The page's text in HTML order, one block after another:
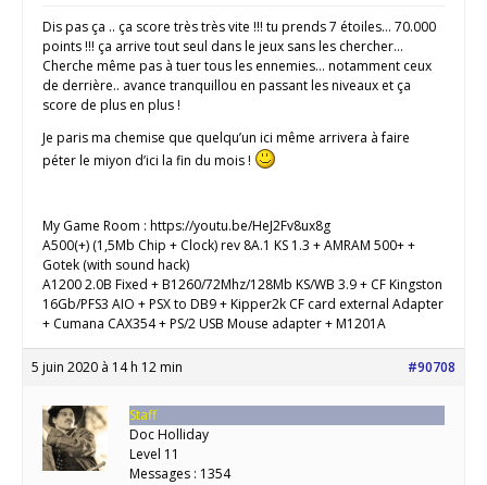
Dis pas ça .. ça score très très vite !!! tu prends 7 étoiles… 70.000
points !!! ça arrive tout seul dans le jeux sans les chercher…
Cherche même pas à tuer tous les ennemies… notamment ceux
de derrière.. avance tranquillou en passant les niveaux et ça
score de plus en plus !
Je paris ma chemise que quelqu’un ici même arrivera à faire
péter le miyon d’ici la fin du mois !
My Game Room : https://youtu.be/HeJ2Fv8ux8g
A500(+) (1,5Mb Chip + Clock) rev 8A.1 KS 1.3 + AMRAM 500+ +
Gotek (with sound hack)
A1200 2.0B Fixed + B1260/72Mhz/128Mb KS/WB 3.9 + CF Kingston
16Gb/PFS3 AIO + PSX to DB9 + Kipper2k CF card external Adapter
+ Cumana CAX354 + PS/2 USB Mouse adapter + M1201A
5 juin 2020 à 14 h 12 min #90708
Staff
Doc Holliday
Level 11
Messages : 1354